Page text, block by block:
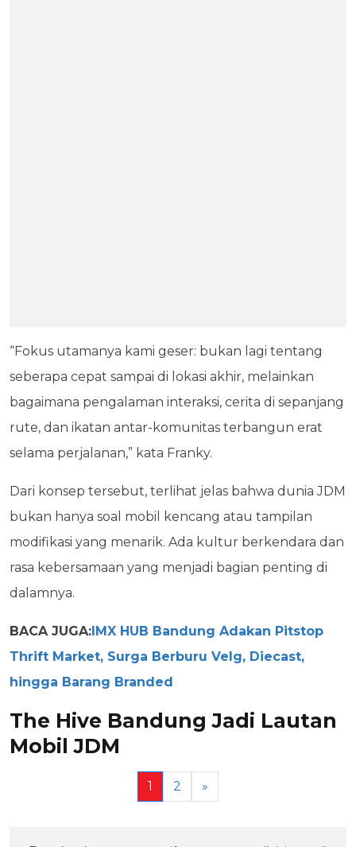
“Fokus utamanya kami geser: bukan lagi tentang
seberapa cepat sampai di lokasi akhir, melainkan
bagaimana pengalaman interaksi, cerita di sepanjang
rute, dan ikatan antar-komunitas terbangun erat
selama perjalanan,” kata Franky.
Dari konsep tersebut, terlihat jelas bahwa dunia JDM
bukan hanya soal mobil kencang atau tampilan
modifikasi yang menarik. Ada kultur berkendara dan
rasa kebersamaan yang menjadi bagian penting di
dalamnya.
BACA JUGA:IMX HUB Bandung Adakan Pitstop
Thrift Market, Surga Berburu Velg, Diecast,
hingga Barang Branded
The Hive Bandung Jadi Lautan
Mobil JDM
1 2 »